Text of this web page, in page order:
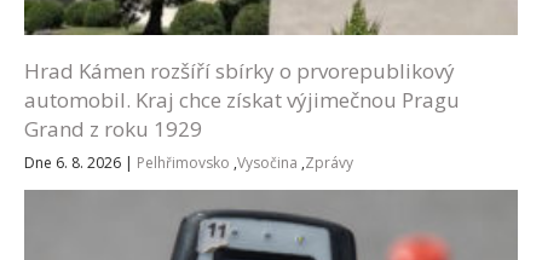
Hrad Kámen rozšíří sbírky o prvorepublikový
automobil. Kraj chce získat výjimečnou Pragu
Grand z roku 1929
Dne 6. 8. 2026 | Pelhřimovsko ,Vysočina ,Zprávy